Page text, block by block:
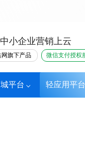
小企业营销上云
平台 轻应用平台
网旗下产品 微信支付授权